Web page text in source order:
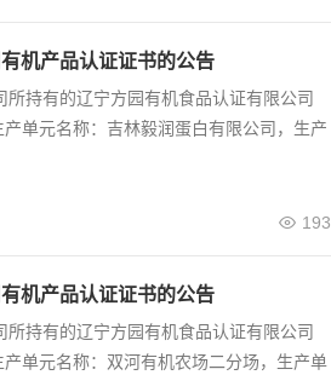
机产品认证证书的公告
持有的辽宁方园有机食品认证有限公司
单元名称：吉林毅润蛋白有限公司，生产
193
机产品认证证书的公告
持有的辽宁方园有机食品认证有限公司
单元名称：双河有机农场二分场，生产单